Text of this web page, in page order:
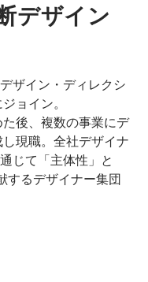
デザイン
ザイン・ディレクシ
ョイン。
後、複数の事業にデ
現職。全社デザイナ
じて「主体性」と
するデザイナー集団